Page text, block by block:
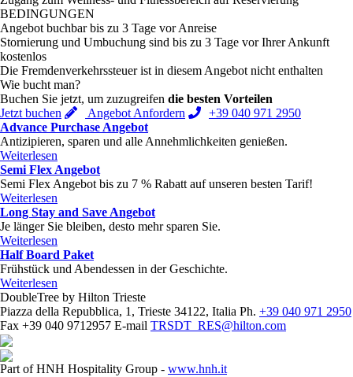
BEDINGUNGEN
Angebot buchbar bis zu 3 Tage vor Anreise
Stornierung und Umbuchung sind bis zu 3 Tage vor Ihrer Ankunft
kostenlos
Die Fremdenverkehrssteuer ist in diesem Angebot nicht enthalten
Wie bucht man?
Buchen Sie jetzt, um zuzugreifen die besten Vorteilen
Jetzt buchen
Angebot Anfordern
+39 040 971 2950
Advance Purchase Angebot
Antizipieren, sparen und alle Annehmlichkeiten genießen.
Weiterlesen
Semi Flex Angebot
Semi Flex Angebot bis zu 7 % Rabatt auf unseren besten Tarif!
Weiterlesen
Long Stay and Save Angebot
Je länger Sie bleiben, desto mehr sparen Sie.
Weiterlesen
Half Board Paket
Frühstück und Abendessen in der Geschichte.
Weiterlesen
DoubleTree by Hilton Trieste
Piazza della Repubblica, 1, Trieste 34122, Italia Ph. +39 040 971 2950
Fax +39 040 9712957 E-mail TRSDT_RES@hilton.com
Part of HNH Hospitality Group - www.hnh.it